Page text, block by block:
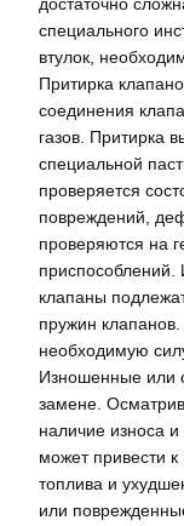
специального
втулок,
Притирка
соединения
газов. Притирка
специальной
проверяется
повреждений,
проверяются на
клапаны
пружин
необходимую
Изношенные или
замене.
наличие износа и
может привести
топлива и
или